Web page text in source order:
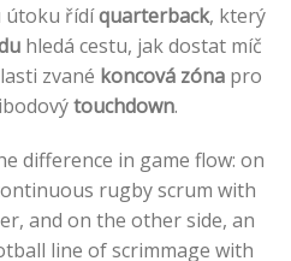
útoku řídíquarterback, který
hledá cestu, jak dostat míč
zvané koncová zóna pro
touchdown.